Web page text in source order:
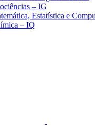
– IG
Estatística e
– IQ